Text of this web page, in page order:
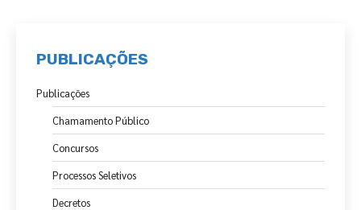
PUBLICAÇÕES
Publicações
Chamamento Público
Concursos
Processos Seletivos
Decretos